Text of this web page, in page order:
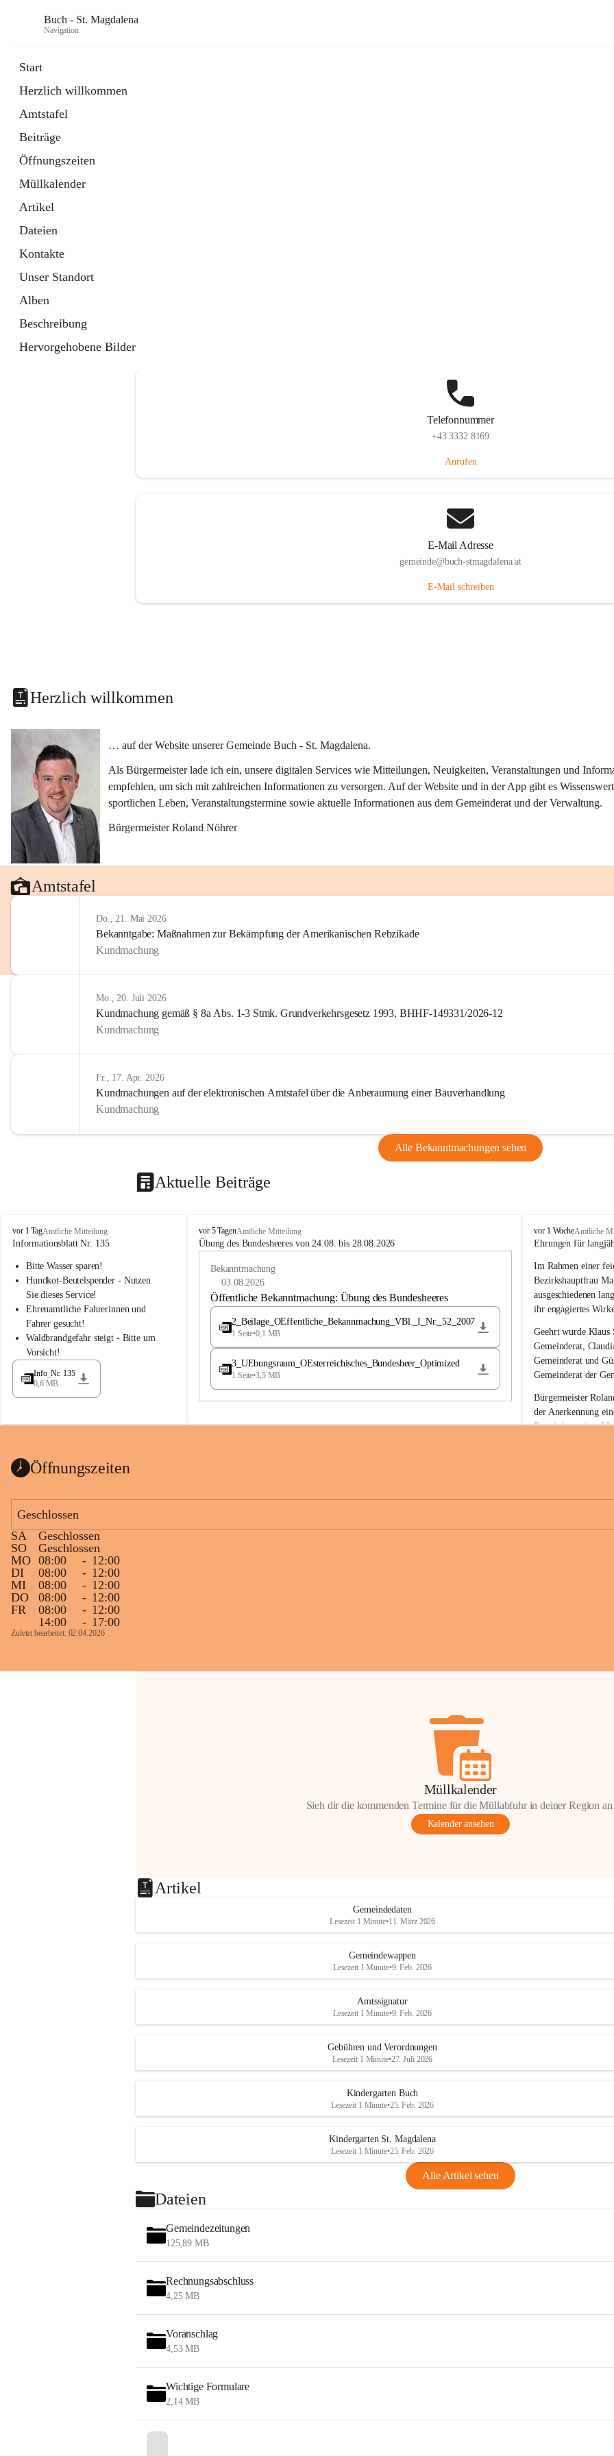
Buch - St. Magdalena
Navigation
Start
Herzlich willkommen
Amtstafel
Beiträge
Öffnungszeiten
Müllkalender
Artikel
Dateien
Kontakte
Unser Standort
Alben
Beschreibung
Hervorgehobene Bilder
Telefonnummer
+43 3332 8169
Anrufen
E-Mail Adresse
gemeinde@buch-stmagdalena.at
E-Mail schreiben
Herzlich willkommen
… auf der Website unserer Gemeinde Buch - St. Magdalena.
Als Bürgermeister lade ich ein, unsere digitalen Services wie Mitteilungen, Neuigkeiten, Veranstaltungen und
empfehlen, um sich mit zahlreichen Informationen zu versorgen. Auf der Website und in der App gibt es
sportlichen Leben, Veranstaltungstermine sowie aktuelle Informationen aus dem Gemeinderat und der Verwaltung.
Bürgermeister Roland Nöhrer
Amtstafel
Do., 21. Mai 2026
Bekanntgabe: Maßnahmen zur Bekämpfung der Amerikanischen Rebzikade
Kundmachung
Mo., 20. Juli 2026
Kundmachung gemäß § 8a Abs. 1-3 Stmk. Grundverkehrsgesetz 1993, BHHF-149331/2026-12
Kundmachung
Fr., 17. Apr. 2026
Kundmachungen auf der elektronischen Amtstafel über die Anberaumung einer Bauverhandlung
Kundmachung
Alle Bekanntmachungen sehen
Aktuelle Beiträge
B
u
h
a
d
l
a
vor 1 TagAmtliche Mitteilung
Informationsblatt Nr. 135
Bitte Wasser sparen!
Hundkot-Beutelspender - Nutzen
Sie dieses Service!
Ehrenamtliche Fahrerinnen und
Fahrer gesucht!
Waldbrandgefahr steigt - Bitte um
Vorsicht!
Info_Nr. 135
0,6 MB
B
u
e
a
vor 5 TagenAmtliche Mitteilung
Übung des Bundesheeres von 24.08. bis 28.08.2026
Bekanntmachung
03.08.2026
Öffentliche Bekanntmachung: Übung des Bundesheeres
2_Beilage_OEffentliche_Bekannmachung_VBl._I_Nr._52_2007
1 Seite•0,1 MB
3_UEbungsraum_OEsterreichisches_Bundesheer_Optimized
1 Seite•3,5 MB
B
u
h
-
S
t
M
a
g
d
a
l
e
n
a
vor 1 WocheAmtliche
Ehrungen für
Im Rahmen einer
Bezirkshauptfrau
ausgeschiedenen
ihr engagiertes
Geehrt wurde Klaus
Gemeinderat,
Gemeinderat und
Gemeinderat der
Bürgermeister
der Anerkennung
Bezirkshauptfrau
Öffnungszeiten
Geschlossen
SA
Geschlossen
SO
Geschlossen
MO 08:00 - 12:00
DI
08:00 - 12:00
MI
08:00 - 12:00
DO
08:00 - 12:00
FR
08:00 - 12:00
14:00
- 17:00
Zuletzt bearbeitet: 02.04.2026
Müllkalender
Sieh dir die kommenden Termine für die Müllabfuhr in deiner Region an.
Kalender ansehen
Artikel
Gemeindedaten
Lesezeit 1 Minute•11. März 2026
Gemeindewappen
Lesezeit 1 Minute•9. Feb. 2026
Amtssignatur
Lesezeit 1 Minute•9. Feb. 2026
Gebühren und Verordnungen
Lesezeit 1 Minute•27. Juli 2026
Kindergarten Buch
Lesezeit 1 Minute•25. Feb. 2026
Kindergarten St. Magdalena
Lesezeit 1 Minute•25. Feb. 2026
Alle Artikel sehen
Dateien
Gemeindezeitungen
125,89 MB
Rechnungsabschluss
4,25 MB
Voranschlag
4,53 MB
Wichtige Formulare
2,14 MB